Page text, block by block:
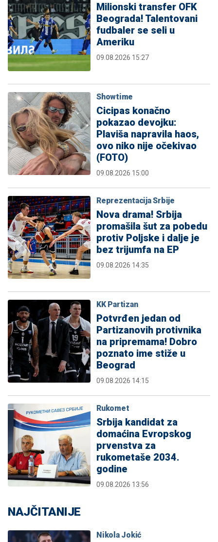
Milionski transfer OFK
Beograda! Talentovani
fudbaler se seli u
Ameriku
09.08.2026 15:27
Showtime
Cicipas konačno
pokazao devojku:
Plaviša napravila haos,
ovo niko nije očekivao
(FOTO)
09.08.2026 15:00
Reprezentacija Srbije
Nova drama! Srbija
promašila šut za pobedu
protiv Poljske i dalje je
bez trijumfa na EP
09.08.2026 14:35
KK Partizan
Potvrđen jedan od
Partizanovih protivnika
na pripremama! Dobro
poznato ime stiže u
Beograd
09.08.2026 14:15
Rukomet
Srbija kandidat za
domaćina Evropskog
prvenstva za
rukometaše 2034.
godine
09.08.2026 13:56
NAJČITANIJE
Nikola Jokić